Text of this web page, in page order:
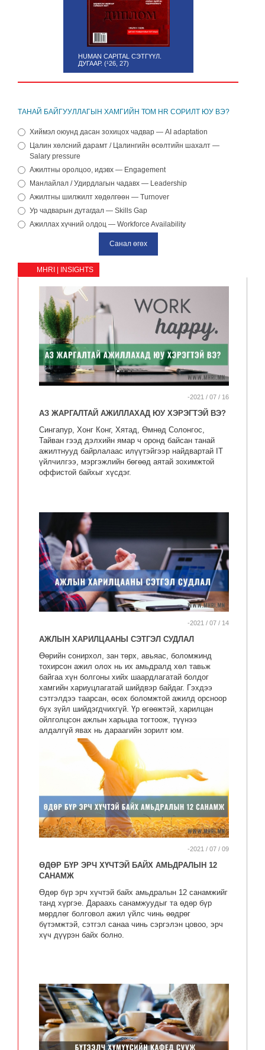
HUMAN CAPITAL СЭТГҮҮЛ.
ДУГААР. (¹26, 27)
ТАНАЙ БАЙГУУЛЛАГЫН ХАМГИЙН ТОМ HR СОРИЛТ ЮУ ВЭ?
Хиймэл оюунд дасан зохицох чадвар — AI adaptation
Цалин хөлсний дарамт / Цалингийн өсөлтийн шахалт —
Salary pressure
Ажилтны оролцоо, идэвх — Engagement
Манлайлал / Удирдлагын чадавх — Leadership
Ажилтны шилжилт хөдөлгөөн — Turnover
Ур чадварын дутагдал — Skills Gap
Ажиллах хүчний олдоц — Workforce Availability
MHRI | INSIGHTS
-2021 / 07 / 16
АЗ ЖАРГАЛТАЙ АЖИЛЛАХАД ЮУ ХЭРЭГТЭЙ ВЭ?
Сингапур, Хонг Конг, Хятад, Өмнөд Солонгос,
Тайван гээд дэлхийн ямар ч оронд байсан танай
ажилтнууд байрлалаас илүүтэйгээр найдвартай IT
үйлчилгээ, мэргэжлийн бөгөөд аятай зохимжтой
оффистой байхыг хүсдэг.
-2021 / 07 / 14
АЖЛЫН ХАРИЛЦААНЫ СЭТГЭЛ СУДЛАЛ
Өөрийн сонирхол, зан төрх, авьяас, боломжинд
тохирсон ажил олох нь их амьдралд хөл тавьж
байгаа хүн болгоны хийх шаардлагатай болдог
хамгийн хариуцлагатай шийдвэр байдаг. Гэхдээ
сэтгэлдээ таарсан, өсөх боломжтой ажилд орсноор
бүх зүйл шийдэгдчихгүй. Үр өгөөжтэй, харилцан
ойлголцсон ажлын харьцаа тогтоож, түүнээ
алдалгүй явах нь дараагийн зорилт юм.
-2021 / 07 / 09
ӨДӨР БҮР ЭРЧ ХҮЧТЭЙ БАЙХ АМЬДРАЛЫН 12
САНАМЖ
Өдөр бүр эрч хүчтэй байх амьдралын 12 санамжийг
танд хүргэе. Дараахь санамжуудыг та өдөр бүр
мөрдлөг болговол ажил үйлс чинь өөдрөг
бүтэмжтэй, сэтгэл санаа чинь сэргэлэн цовоо, эрч
хүч дүүрэн байх болно.